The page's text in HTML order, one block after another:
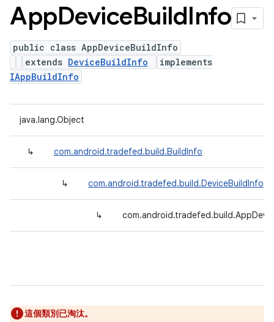
AppDeviceBuildInfo
public class AppDeviceBuildInfo
extends DeviceBuildInfo
implements
IAppBuildInfo
java.lang.Object
↳ com.android.tradefed.build.BuildInfo
↳ com.android.tradefed.build.DeviceBuildInfo
↳
這個類別已淘汰。